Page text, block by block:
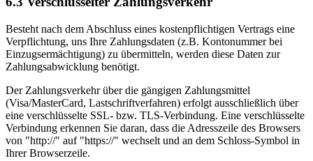
Besteht nach dem Abschluss eines kostenpflichtigen Vertrags eine
Verpflichtung, uns Ihre Zahlungsdaten (z.B. Kontonummer bei
Einzugsermächtigung) zu übermitteln, werden diese Daten zur
Zahlungsabwicklung benötigt.
Der Zahlungsverkehr über die gängigen Zahlungsmittel
(Visa/MasterCard, Lastschriftverfahren) erfolgt ausschließlich über
eine verschlüsselte SSL- bzw. TLS-Verbindung. Eine verschlüsselte
Verbindung erkennen Sie daran, dass die Adresszeile des Browsers
von "http://" auf "https://" wechselt und an dem Schloss-Symbol in
Ihrer Browserzeile.